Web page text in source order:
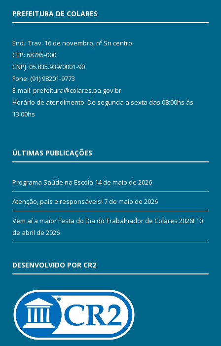
PREFEITURA DE COLARES
End.: Trav. 16 de novembro, nº Sn centro
CEP: 68785-000
CNPJ: 05.835.939/0001-90
Fone: (91) 98201-9773
E-mail: prefeitura@colares.pa.gov.br
Horário de atendimento: De segunda a sexta das 08:00hs às
13:00hs
ÚLTIMAS PUBLICAÇÕES
Programa Saúde na Escola 14 de maio de 2026
Atenção, pais e responsáveis! 7 de maio de 2026
Vem aí a maior Festa do Dia do Trabalhador de Colares 2026! 10
de abril de 2026
DESENVOLVIDO POR CR2